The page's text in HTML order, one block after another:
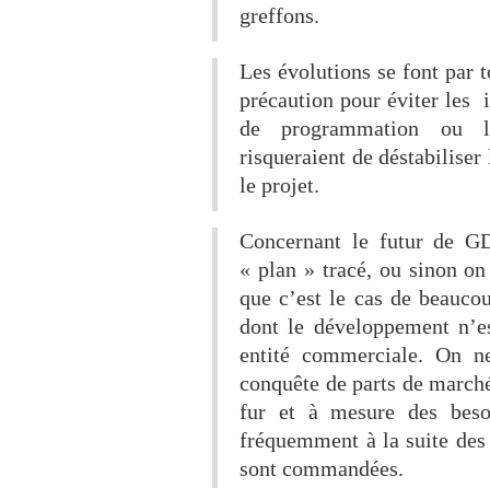
greffons.
Les évolutions se font par
précaution pour éviter les
de programmation ou
risqueraient de déstabiliser
le projet.
Concernant le futur de
« plan » tracé, ou sinon
que c’est le cas de
dont le développement
entité commerciale. On
conquête de parts de
fur et à mesure des
fréquemment à la suite
sont commandées.